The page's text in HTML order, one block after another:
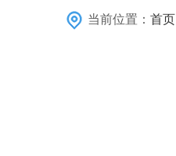
当前位置： 首页